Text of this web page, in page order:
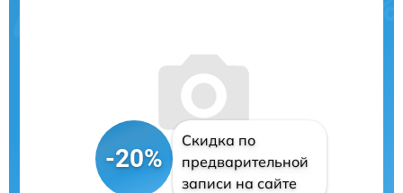
-20%
Скидка по
предварительной
записи на сайте